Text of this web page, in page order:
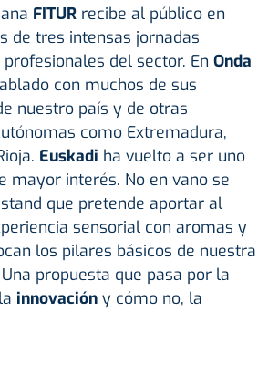
FITUR recibe al público en
de tres intensas jornadas
del sector. En Onda
con muchos de sus
nuestro país y de otras
como Extremadura,
Euskadi ha vuelto a ser uno
mayor interés. No en vano se
que pretende aportar al
sensorial con aromas y
los pilares básicos de nuestra
propuesta que pasa por la
innovación y cómo no, la